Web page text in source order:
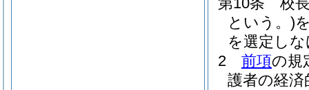
という。)
を選定し
2
前項の規
護者の経